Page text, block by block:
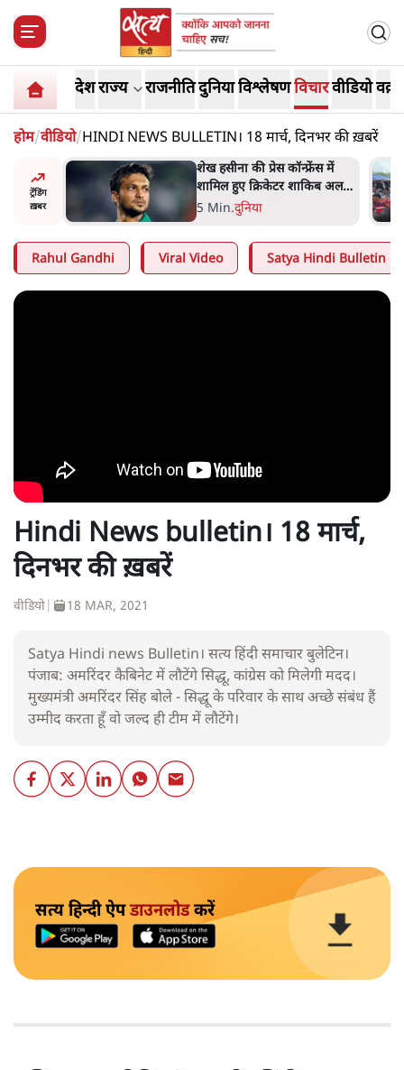
देशराज्य राजनीतिदुनियाविश्लेषणविचारवीडियो
होम/वीडियो/HINDI NEWS BULLETIN। 18 मार्च, दिनभर की ख़बरें
ट्रेंडिंग
ख़बर
अहमद
में बंद
शेख हसीना की प्रेस कॉन्फ्रेंस में
शामिल हुए क्रिकेटर शाकिब अल
हसन के घर पर पेट्रोल बम से हमला
5 Min.दुनिया
Rahul Gandhi Viral Video Satya Hindi Bulletin
Hindi News bulletin। 18 मार्च,
दिनभर की ख़बरें
वीडियो 18 MAR, 2021
Satya Hindi news Bulletin। सत्य हिंदी समाचार बुलेटिन।
पंजाब: अमरिंदर कैबिनेट में लौटेंगे सिद्धू, कांग्रेस को मिलेगी मदद।
मुख्यमंत्री अमरिंदर सिंह बोले - सिद्धू के परिवार के साथ अच्छे संबंध हैं
उम्मीद करता हूँ वो जल्द ही टीम में लौटेंगे।
सत्य हिन्दी ऐपडाउनलोडकरें